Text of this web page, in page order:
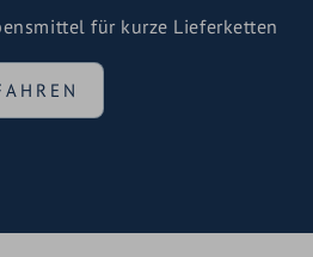
für kurze Lieferketten
mit Rinderzucht und